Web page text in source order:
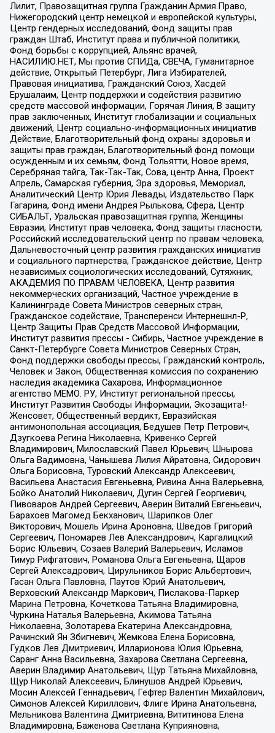
Лилит, Правозащитная группа Гражданин.Армия.Право,
Нижегородский центр немецкой и европейской культуры,
Центр гендерных исследований, Фонд защиты прав
граждан Штаб, Институт права и публичной политики,
Фонд борьбы с коррупцией, Альянс врачей,
НАСИЛИЮ.НЕТ, Мы против СПИДа, СВЕЧА, Гуманитарное
действие, Открытый Петербург, Лига Избирателей,
Правовая инициатива, Гражданский Союз, Хасдей
Ерушалаим, Центр поддержки и содействия развитию
средств массовой информации, Горячая Линия, В защиту
прав заключенных, Институт глобализации и социальных
движений, Центр социально-информационных инициатив
Действие, Благотворительный фонд охраны здоровья и
защиты прав граждан, Благотворительный фонд помощи
осужденным и их семьям, Фонд Тольятти, Новое время,
Серебряная тайга, Так-Так-Так, Сова, центр Анна, Проект
Апрель, Самарская губерния, Эра здоровья, Мемориал,
Аналитический Центр Юрия Левады, Издательство Парк
Гагарина, Фонд имени Андрея Рылькова, Сфера, Центр
СИБАЛЬТ, Уральская правозащитная группа, Женщины
Евразии, Институт прав человека, Фонд защиты гласности,
Российский исследовательский центр по правам человека,
Дальневосточный центр развития гражданских инициатив
и социального партнерства, Гражданское действие, Центр
независимых социологических исследований, Сутяжник,
АКАДЕМИЯ ПО ПРАВАМ ЧЕЛОВЕКА, Центр развития
некоммерческих организаций, Частное учреждение в
Калининграде Совета Министров северных стран,
Гражданское содействие, Трансперенси Интернешнл-Р,
Центр Защиты Прав Средств Массовой Информации,
Институт развития прессы - Сибирь, Частное учреждение в
Санкт-Петербурге Совета Министров Северных Стран,
Фонд поддержки свободы прессы, Гражданский контроль,
Человек и Закон, Общественная комиссия по сохранению
наследия академика Сахарова, Информационное
агентство МЕМО. РУ, Институт региональной прессы,
Институт Развития Свободы Информации, Экозащита!-
Женсовет, Общественный вердикт, Евразийская
антимонопольная ассоциация, Бедушев Петр Петрович,
Дзугкоева Регина Николаевна, Кривенко Сергей
Владимирович, Милославский Павел Юрьевич, Шнырова
Ольга Вадимовна, Чанышева Лилия Айратовна, Сидорович
Ольга Борисовна, Туровский Александр Алексеевич,
Васильева Анастасия Евгеньевна, Ривина Анна Валерьевна,
Бойко Анатолий Николаевич, Дугин Сергей Георгиевич,
Пивоваров Андрей Сергеевич, Аверин Виталий Евгеньевич,
Барахоев Магомед Бекханович, Шарипков Олег
Викторович, Мошель Ирина Ароновна, Шведов Григорий
Сергеевич, Пономарев Лев Александрович, Каргалицкий
Борис Юльевич, Созаев Валерий Валерьевич, Исламов
Тимур Рифгатович, Романова Ольга Евгеньевна, Щаров
Сергей Алексадрович, Цирульников Борис Альбертович,
Гасан Ольга Павловна, Паутов Юрий Анатольевич,
Верховский Александр Маркович, Пислакова-Паркер
Марина Петровна, Кочеткова Татьяна Владимировна,
Чуркина Наталья Валерьевна, Акимова Татьяна
Николаевна, Золотарева Екатерина Александровна,
Рачинский Ян Збигневич, Жемкова Елена Борисовна,
Гудков Лев Дмитриевич, Илларионова Юлия Юрьевна,
Саранг Анна Васильевна, Захарова Светлана Сергеевна,
Аверин Владимир Анатольевич, Щур Татьяна Михайловна,
Щур Николай Алексеевич, Блинушов Андрей Юрьевич,
Мосин Алексей Геннадьевич, Гефтер Валентин Михайлович,
Симонов Алексей Кириллович, Флиге Ирина Анатольевна,
Мельникова Валентина Дмитриевна, Вититинова Елена
Владимировна, Баженова Светлана Куприяновна,